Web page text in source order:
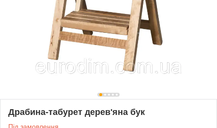
Драбина-табурет дерев'яна бук
Під замовлення